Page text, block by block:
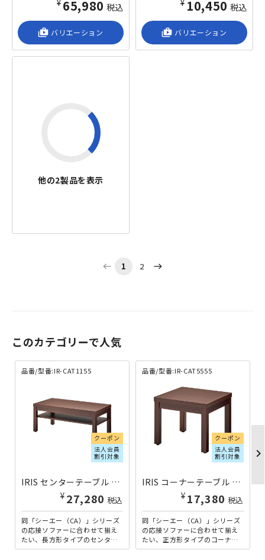
¥65,980 税込
shop_2 バリエーション
¥10,450 税込
shop_2 バリエーション
他の2製品を表示
west 1 2 east
このカテゴリーで人気
品番/型番:IR-CAT1155
クーポン
法人会員
割引対象
IRIS センターテーブル CAシリーズ IR-CAT1155 | 596201
¥ 27,280 税込
同「シーエー（CA）」シリーズ
の応接ソファーに合わせて揃え
たい、長方形タイプのセンター
テーブルです。リーズナブルな
品番/型番:IR-CAT5555
クーポン
法人会員
割引対象
IRIS コーナーテーブル CAシリーズ IR-CAT5555 | 596202
¥ 17,380 税込
同「シーエー（CA）」シリーズ
の応接ソファーに合わせて揃え
たい、正方形タイプのコーナー
テーブルです。リーズナブルな
chevron_right